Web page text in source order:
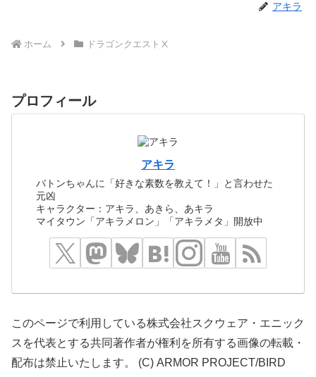
アキラ
ホーム ドラゴンクエストⅩ
プロフィール
アキラ
バトンちゃんに「好きな素数を教えて！」と言わせた
元凶
キャラクター：アキラ、あきら、あキラ
マイタウン「アキラメロン」「アキラメタ」開放中
このページで利用している株式会社スクウェア・エニック
スを代表とする共同著作者が権利を所有する画像の転載・
配布は禁止いたします。 (C) ARMOR PROJECT/BIRD